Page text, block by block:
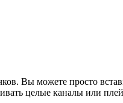
Вы можете просто
целые каналы или